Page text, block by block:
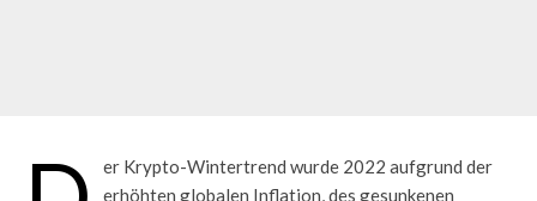
er Krypto-Wintertrend wurde 2022 aufgrund der
erhöhten globalen Inflation, des gesunkenen